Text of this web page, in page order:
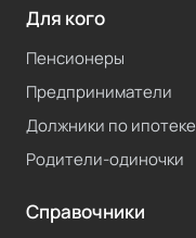
Для кого
Пенсионеры
Предприниматели
Должники по ипотеке
Родители-одиночки
Справочники